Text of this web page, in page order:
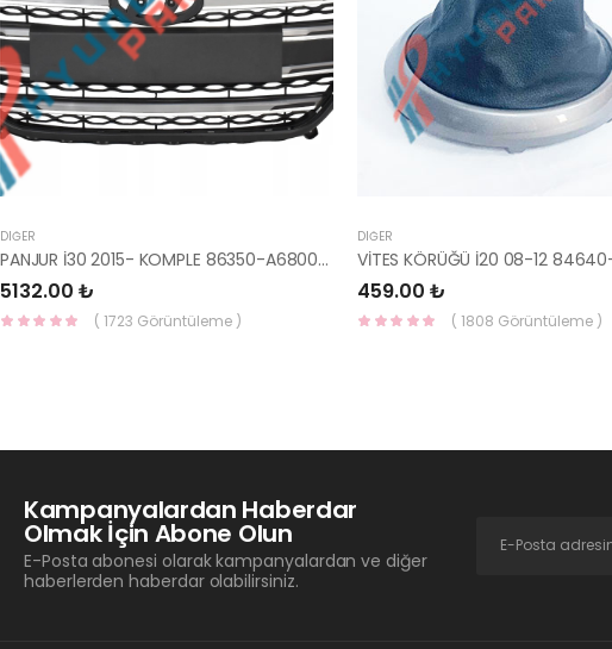
DIĞER
PANJUR İ30 2015- KOMPLE 86350-A6800-YS
5132.00 ₺
( 1723 Görüntüleme )
DIĞER
VİTES KÖRÜĞÜ İ20 08-12
459.00 ₺
( 1808 Görüntüleme )
Kampanyalardan Haberdar
Olmak İçin Abone Olun
E-Posta abonesi olarak kampanyalardan ve diğer
haberlerden haberdar olabilirsiniz.